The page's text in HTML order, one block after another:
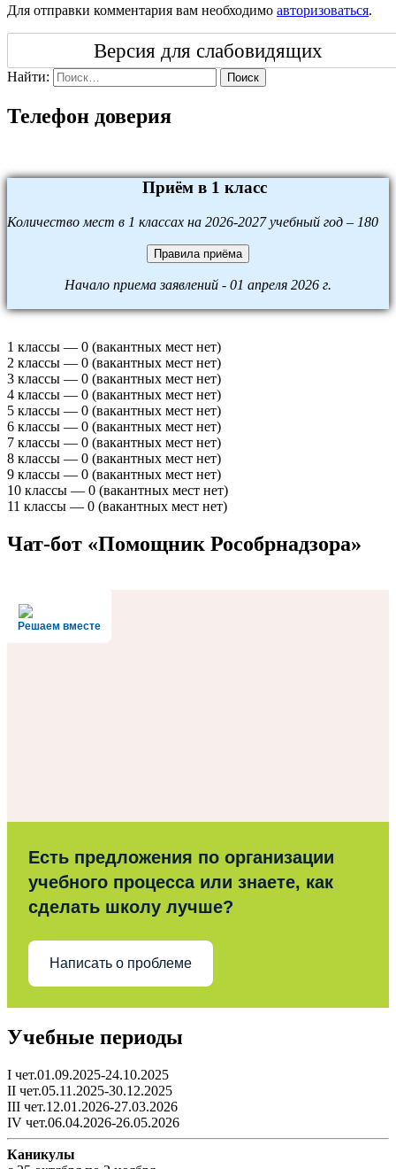
Для отправки комментария вам необходимо авторизоваться.
Версия для слабовидящих
Найти: Поиск
Телефон доверия
Приём в 1 класс
Количество мест в 1 классах на 2026-2027 учебный год – 180
Правила приёма
Начало приема заявлений - 01 апреля 2026 г.
1 классы — 0 (вакантных мест нет)
2 классы — 0 (вакантных мест нет)
3 классы — 0 (вакантных мест нет)
4 классы — 0 (вакантных мест нет)
5 классы — 0 (вакантных мест нет)
6 классы — 0 (вакантных мест нет)
7 классы — 0 (вакантных мест нет)
8 классы — 0 (вакантных мест нет)
9 классы — 0 (вакантных мест нет)
10 классы — 0 (вакантных мест нет)
11 классы — 0 (вакантных мест нет)
Чат-бот «Помощник Рособрнадзора»
Решаем вместе
Есть предложения по организации
учебного процесса или знаете, как
сделать школу лучше?
Написать о проблеме
Учебные периоды
I чет.01.09.2025-24.10.2025
II чет.05.11.2025-30.12.2025
III чет.12.01.2026-27.03.2026
IV чет.06.04.2026-26.05.2026
Каникулы